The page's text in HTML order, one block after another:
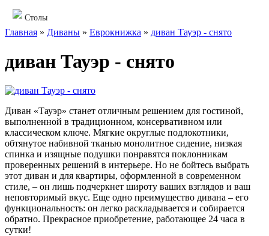
Столы
Главная » Диваны » Еврокнижка » диван Тауэр - снято
диван Тауэр - снято
Диван «Тауэр» станет отличным решением для гостиной,
выполненной в традиционном, консервативном или
классическом ключе. Мягкие округлые подлокотники,
обтянутое набивной тканью монолитное сидение, низкая
спинка и изящные подушки понравятся поклонникам
проверенных решений в интерьере. Но не бойтесь выбрать
этот диван и для квартиры, оформленной в современном
стиле, – он лишь подчеркнет широту ваших взглядов и ваш
неповторимый вкус. Еще одно преимущество дивана – его
функциональность: он легко раскладывается и собирается
обратно. Прекрасное приобретение, работающее 24 часа в
сутки!